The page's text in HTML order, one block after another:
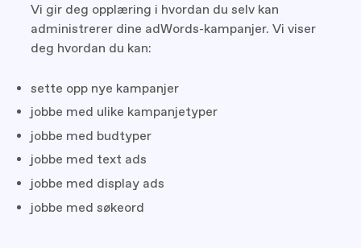
Vi gir deg opplæring i hvordan du selv kan
administrerer dine adWords-kampanjer. Vi viser
deg hvordan du kan:
sette opp nye kampanjer
jobbe med ulike kampanjetyper
jobbe med budtyper
jobbe med text ads
jobbe med display ads
jobbe med søkeord